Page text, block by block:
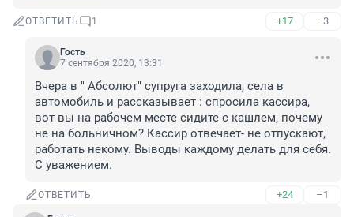
ОТВЕТИТЬ 1 +17 –3
Гость
7 сентября 2020, 13:31
Вчера в " Абсолют" супруга заходила, села в
автомобиль и рассказывает : спросила кассира,
вот вы на рабочем месте сидите с кашлем, почему
не на больничном? Кассир отвечает- не отпускают,
работать некому. Выводы каждому делать для себя.
С уважением.
ОТВЕТИТЬ +24 –1